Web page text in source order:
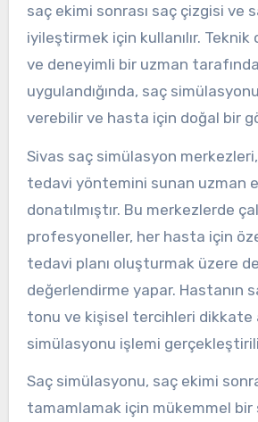
saç ekimi sonrası saç çizgisi ve
iyileştirmek için kullanılır.
ve deneyimli bir uzman
uygulandığında, saç
verebilir ve hasta için doğal bir
Sivas saç simülasyon
tedavi yöntemini sunan uzman
donatılmıştır. Bu merkezlerde
profesyoneller, her hasta için
tedavi planı oluşturmak üzere
değerlendirme yapar. Hastanın
tonu ve kişisel tercihleri dikkate
simülasyonu işlemi
Saç simülasyonu, saç ekimi
tamamlamak için mükemmel bir